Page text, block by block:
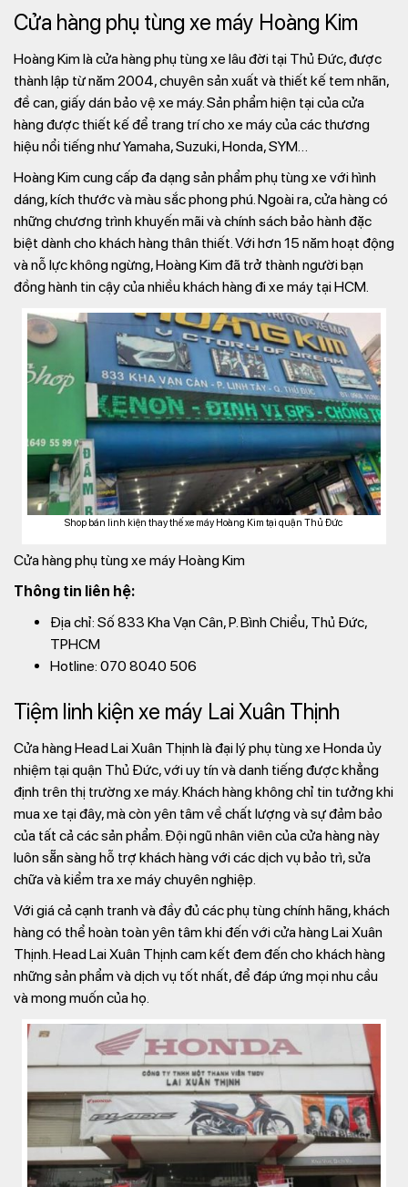
Cửa hàng phụ tùng xe máy Hoàng Kim
Hoàng Kim là cửa hàng phụ tùng xe lâu đời tại Thủ Đức, được
thành lập từ năm 2004, chuyên sản xuất và thiết kế tem nhãn,
đề can, giấy dán bảo vệ xe máy. Sản phẩm hiện tại của cửa
hàng được thiết kế để trang trí cho xe máy của các thương
hiệu nổi tiếng như Yamaha, Suzuki, Honda, SYM…
Hoàng Kim cung cấp đa dạng sản phẩm phụ tùng xe với hình
dáng, kích thước và màu sắc phong phú. Ngoài ra, cửa hàng có
những chương trình khuyến mãi và chính sách bảo hành đặc
biệt dành cho khách hàng thân thiết. Với hơn 15 năm hoạt động
và nỗ lực không ngừng, Hoàng Kim đã trở thành người bạn
đồng hành tin cậy của nhiều khách hàng đi xe máy tại HCM.
Shop bán linh kiện thay thế xe máy Hoàng Kim tại quận Thủ Đức
Cửa hàng phụ tùng xe máy Hoàng Kim
Thông tin liên hệ:
Địa chỉ: Số 833 Kha Vạn Cân, P. Bình Chiểu, Thủ Đức,
TPHCM
Hotline: 070 8040 506
Tiệm linh kiện xe máy Lai Xuân Thịnh
Cửa hàng Head Lai Xuân Thịnh là đại lý phụ tùng xe Honda ủy
nhiệm tại quận Thủ Đức, với uy tín và danh tiếng được khẳng
định trên thị trường xe máy. Khách hàng không chỉ tin tưởng khi
mua xe tại đây, mà còn yên tâm về chất lượng và sự đảm bảo
của tất cả các sản phẩm. Đội ngũ nhân viên của cửa hàng này
luôn sẵn sàng hỗ trợ khách hàng với các dịch vụ bảo trì, sửa
chữa và kiểm tra xe máy chuyên nghiệp.
Với giá cả cạnh tranh và đầy đủ các phụ tùng chính hãng, khách
hàng có thể hoàn toàn yên tâm khi đến với cửa hàng Lai Xuân
Thịnh. Head Lai Xuân Thịnh cam kết đem đến cho khách hàng
những sản phẩm và dịch vụ tốt nhất, để đáp ứng mọi nhu cầu
và mong muốn của họ.